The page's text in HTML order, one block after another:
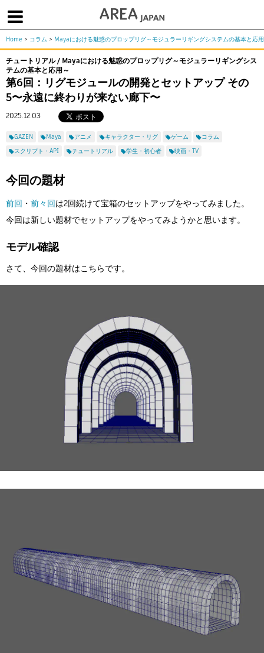
体験版で始める 学生向け無償版 ソフトを購入
About us | フォーラム | お問合せ | メールマガジン
コラム
Columns
チュートリアル
ムービー
Movies
イベント
Events
プロダクト
Flow Production Tracking（旧ShotGrid）
Flow Studio
Home > コラム > Mayaにおける魅惑のプロップリグ～モジュラーリギングシステムの基本と応
チュートリアル / Mayaにおける魅惑のプロップリグ～モジュラーリギングシス
テムの基本と応用～
第6回：リグモジュールの開発とセットアップ その
5〜永遠に終わりが来ない廊下〜
2025.12.03
GAZEN Maya アニメ キャラクター・リグ ゲーム
コラム
スクリプト・API
チュートリアル 学生・初心者 映画・TV
今回の題材
前回 ・ 前々回は2回続けて宝箱のセットアップをやってみました。
今回は新しい題材でセットアップをやってみようかと思います。
モデル確認
さて、今回の題材はこちらです。